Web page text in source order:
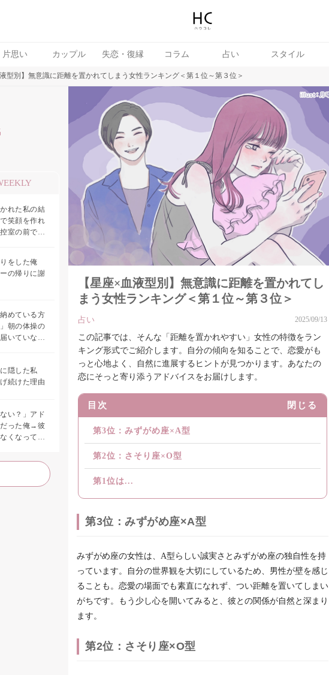
片思い カップル 失恋・復縁 コラム 占い スタイル
液型別】無意識に距離を置かれてしまう女性ランキング＜第１位～第３位＞
れた私の結
笑顔を作れ
室の前で彼
をした俺
の帰りに謝
めている方
朝の体操の
いていなか
隠した私
続けた理由
い？」アド
った俺→彼
くなって、
【星座×血液型別】無意識に距離を置かれてし
まう女性ランキング＜第１位～第３位＞
占い 2025/09/13
この記事では、そんな「距離を置かれやすい」女性の特徴をラン
キング形式でご紹介します。自分の傾向を知ることで、恋愛がも
っと心地よく、自然に進展するヒントが見つかります。あなたの
恋にそっと寄り添うアドバイスをお届けします。
目次 閉じる
第3位：みずがめ座×A型
第2位：さそり座×O型
第1位は...
第3位：みずがめ座×A型
みずがめ座の女性は、A型らしい誠実さとみずがめ座の独自性を持
っています。自分の世界観を大切にしているため、男性が壁を感じ
ることも。恋愛の場面でも素直になれず、つい距離を置いてしまい
がちです。もう少し心を開いてみると、彼との関係が自然と深まり
ます。
第2位：さそり座×O型